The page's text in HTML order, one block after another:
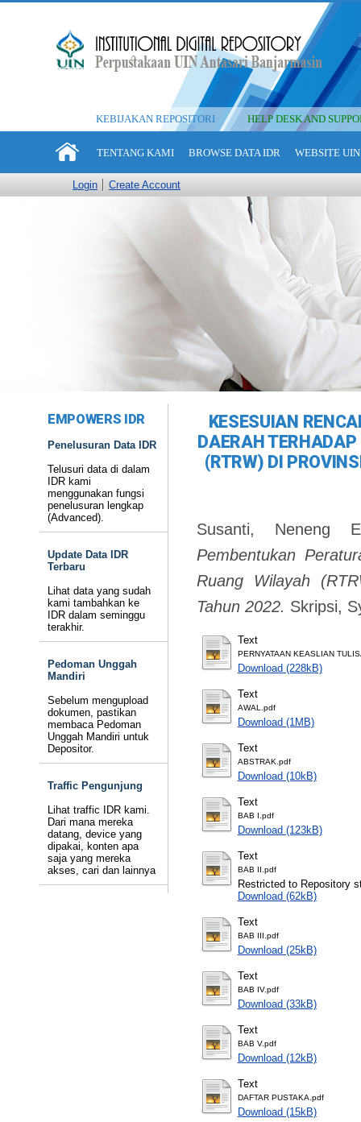
KEBIJAKAN REPOSITORI HELP DESK AND
TENTANG KAMI BROWSE DATA IDR WEBSITE
Login Create Account
EMPOWERS IDR
Penelusuran Data IDR
Telusuri data di dalam
IDR kami
menggunakan fungsi
penelusuran lengkap
(Advanced).
Update Data IDR
Terbaru
Lihat data yang sudah
kami tambahkan ke
IDR dalam seminggu
terakhir.
Pedoman Unggah
Mandiri
Sebelum mengupload
dokumen, pastikan
membaca Pedoman
Unggah Mandiri untuk
Depositor.
Traffic Pengunjung
Lihat traffic IDR kami.
Dari mana mereka
datang, device yang
dipakai, konten apa
saja yang mereka
akses, cari dan lainnya
KESESUIAN
DAERAH
(RTRW) DI
Susanti, Neneng
Pembentukan
Ruang Wilayah
Tahun 2022. Skripsi,
Text
PERNYATAAN KEASLIAN
Download (228kB)
Text
AWAL.pdf
Download (1MB)
Text
ABSTRAK.pdf
Download (10kB)
Text
BAB I.pdf
Download (123kB)
Text
BAB II.pdf
Restricted to Repository
Download (62kB)
Text
BAB III.pdf
Download (25kB)
Text
BAB IV.pdf
Download (33kB)
Text
BAB V.pdf
Download (12kB)
Text
DAFTAR PUSTAKA.pdf
Download (15kB)